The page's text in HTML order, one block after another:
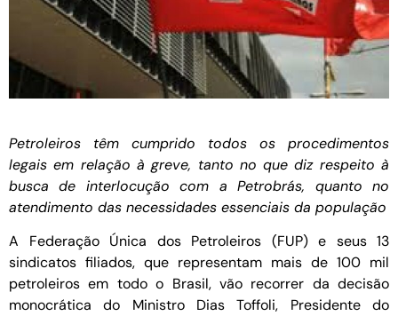
Petroleiros têm cumprido todos os procedimentos
legais em relação à greve, tanto no que diz respeito à
busca de interlocução com a Petrobrás, quanto no
atendimento das necessidades essenciais da população
A Federação Única dos Petroleiros (FUP) e seus 13
sindicatos filiados, que representam mais de 100 mil
petroleiros em todo o Brasil, vão recorrer da decisão
monocrática do Ministro Dias Toffoli, Presidente do